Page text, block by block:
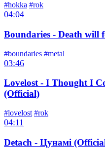
#hokka #rok
04:04
Boundaries - Death will
#boundaries #metal
03:46
Lovelost - I Thought I
(Official)
#lovelost #rok
04:11
Detach - Цунамi